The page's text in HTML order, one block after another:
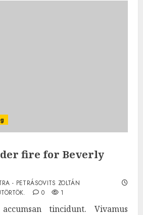
fire for Beverly
- PETRÁSOVITS ZOLTÁN
0 1
tincidunt. Vivamus